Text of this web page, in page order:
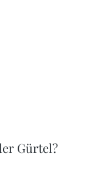
Gürtel?